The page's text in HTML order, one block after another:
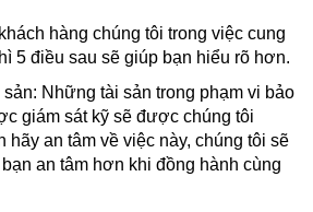
hàng chúng tôi trong việc cung
5 điều sau sẽ giúp bạn hiểu rõ hơn.
Những tài sản trong phạm vi bảo
giám sát kỹ sẽ được chúng tôi
hãy an tâm về việc này, chúng tôi sẽ
an tâm hơn khi đồng hành cùng